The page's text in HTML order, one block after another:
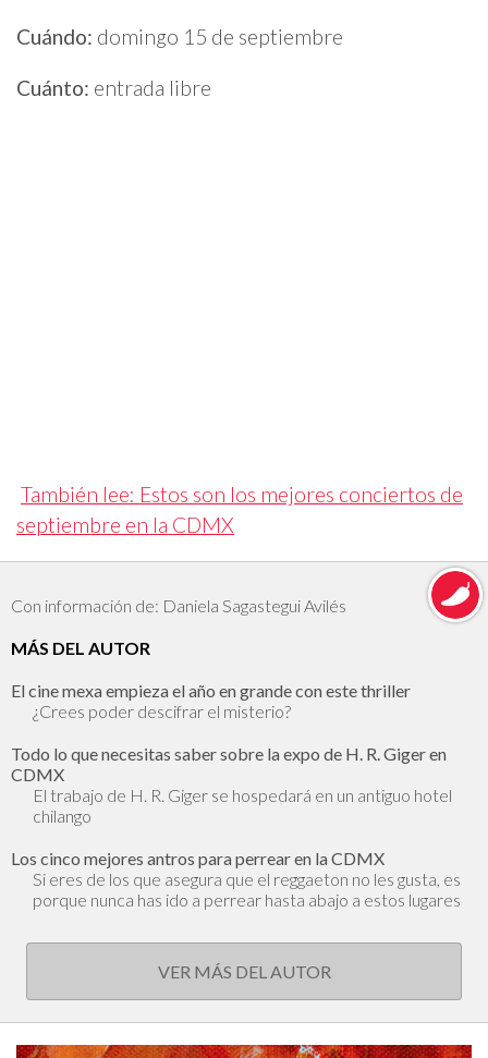
Cuándo: domingo 15 de septiembre
Cuánto: entrada libre
También lee: Estos son los mejores conciertos de
septiembre en la CDMX
Con información de: Daniela Sagastegui Avilés
MÁS DEL AUTOR
El cine mexa empieza el año en grande con este thriller
¿Crees poder descifrar el misterio?
Todo lo que necesitas saber sobre la expo de H. R. Giger en
CDMX
El trabajo de H. R. Giger se hospedará en un antiguo hotel
chilango
Los cinco mejores antros para perrear en la CDMX
Si eres de los que asegura que el reggaeton no les gusta, es
porque nunca has ido a perrear hasta abajo a estos lugares
VER MÁS DEL AUTOR